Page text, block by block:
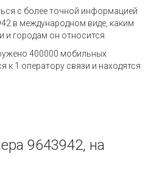
с более точной информацией
в международном виде, каким
и городам он относится.
400000 мобильных
к 1 оператору связи и находятся
9643942, на